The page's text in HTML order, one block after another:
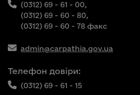
(0312) 69 - 61 - 00,
(0312) 69 - 60 - 80,
(0312) 69 - 60 - 78 факс
admin@carpathia.gov.ua
Телефон довіри:
(0312) 69 - 61 - 15